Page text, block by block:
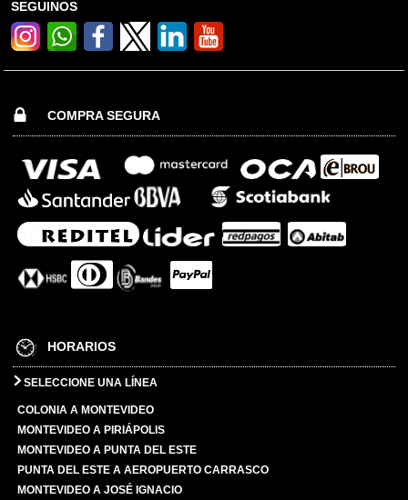
SEGUINOS
COMPRA SEGURA
HORARIOS
SELECCIONE UNA LÍNEA
COLONIA A MONTEVIDEO
MONTEVIDEO A PIRIÁPOLIS
MONTEVIDEO A PUNTA DEL ESTE
PUNTA DEL ESTE A AEROPUERTO CARRASCO
MONTEVIDEO A JOSÉ IGNACIO